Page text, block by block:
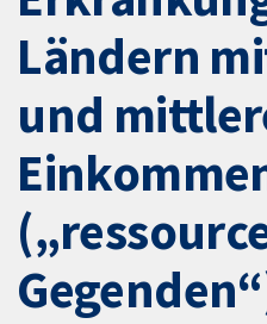
Ländern
und